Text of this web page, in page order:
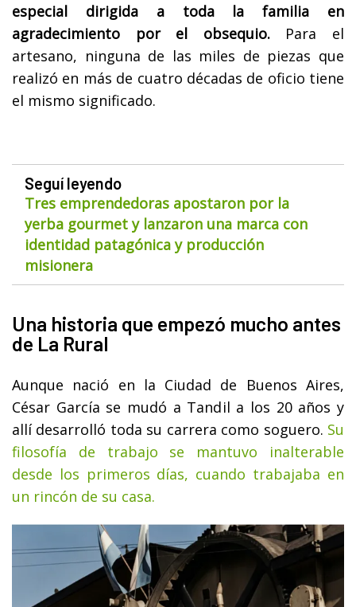
especial dirigida a toda la familia en
agradecimiento por el obsequio. Para el
artesano, ninguna de las miles de piezas que
realizó en más de cuatro décadas de oficio tiene
el mismo significado.
Seguí leyendo
Tres emprendedoras apostaron por la
yerba gourmet y lanzaron una marca con
identidad patagónica y producción
misionera
Una historia que empezó mucho antes
de La Rural
Aunque nació en la Ciudad de Buenos Aires,
César García se mudó a Tandil a los 20 años y
allí desarrolló toda su carrera como soguero. Su
filosofía de trabajo se mantuvo inalterable
desde los primeros días, cuando trabajaba en
un rincón de su casa.